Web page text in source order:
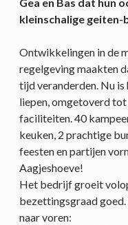
kleinschalige
Ontwikkelingen in de
regelgeving maakten
tijd veranderden. Nu
liepen, omgetoverd tot
faciliteiten. 40
keuken, 2 prachtige
feesten en partijen
Aagjeshoeve!
Het bedrijf groeit
bezettingsgraad
naar voren: